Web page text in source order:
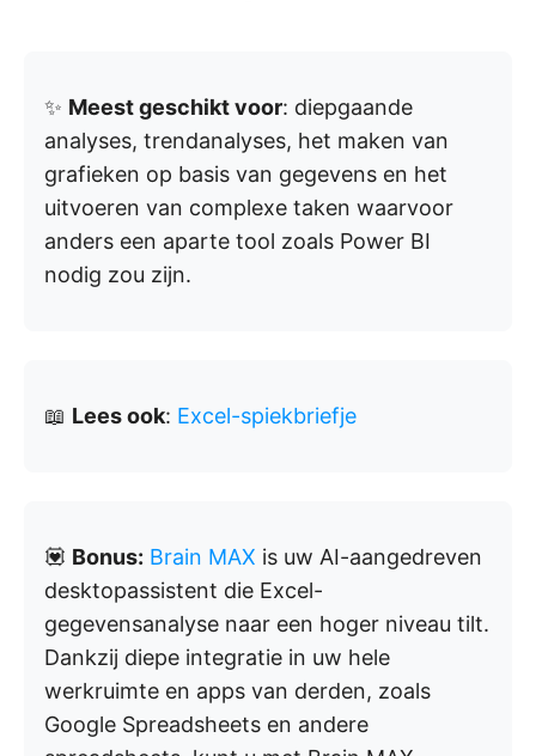
✨ Meest geschikt voor: diepgaande
analyses, trendanalyses, het maken van
grafieken op basis van gegevens en het
uitvoeren van complexe taken waarvoor
anders een aparte tool zoals Power BI
nodig zou zijn.
📖 Lees ook: Excel-spiekbriefje
💟 Bonus: Brain MAX is uw AI-aangedreven
desktopassistent die Excel-
gegevensanalyse naar een hoger niveau tilt.
Dankzij diepe integratie in uw hele
werkruimte en apps van derden, zoals
Google Spreadsheets en andere